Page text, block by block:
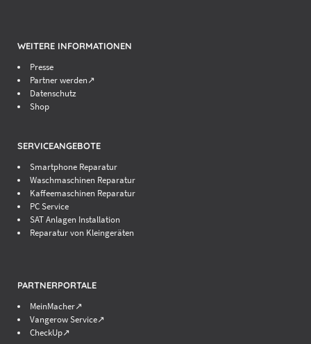
WEITERE INFORMATIONEN
Presse
Partner werden↗
Datenschutz
Shop
SERVICEANGEBOTE
Smartphone Reparatur
Waschmaschinen Reparatur
Kaffeemaschinen Reparatur
PC Service
SAT Anlagen Installation
Reparatur von Kleingeräten
PARTNERPORTALE
MeinMacher↗
Vangerow Service↗
CheckUp↗